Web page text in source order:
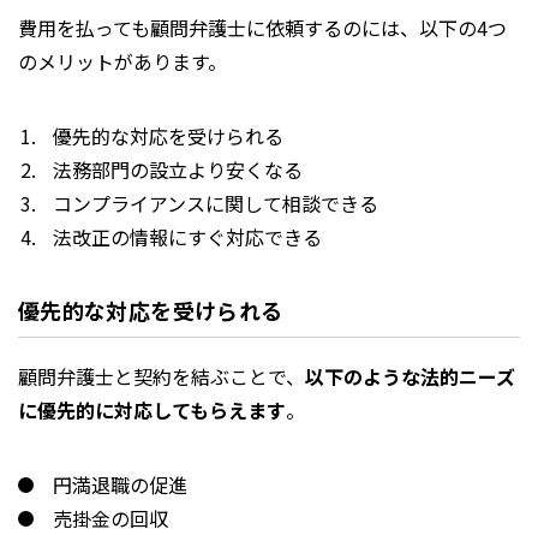
費用を払っても顧問弁護士に依頼するのには、以下の4つ
のメリットがあります。
優先的な対応を受けられる
法務部門の設立より安くなる
コンプライアンスに関して相談できる
法改正の情報にすぐ対応できる
優先的な対応を受けられる
顧問弁護士と契約を結ぶことで、 以下のような法的ニーズ
に優先的に対応してもらえます。
円満退職の促進
売掛金の回収